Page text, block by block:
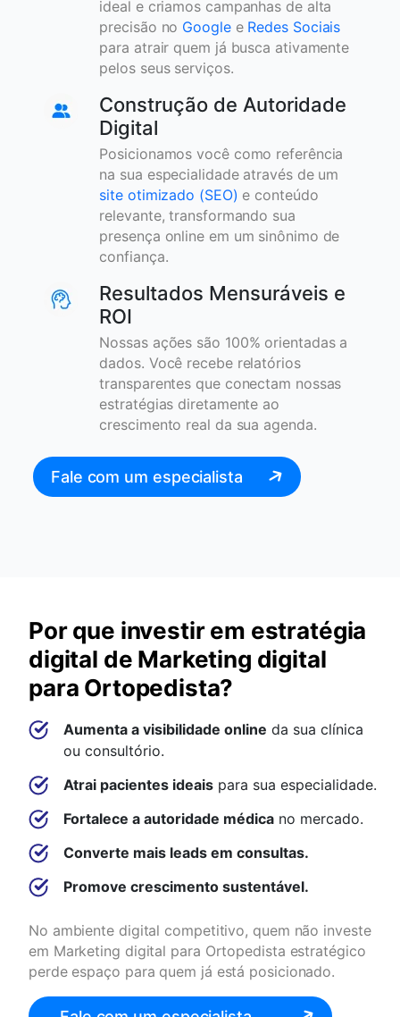
ideal e criamos campanhas de alta
precisão no Googlee Redes Sociais
para atrair quem já busca ativamente
pelos seus serviços.
Construção de Autoridade
Digital
Posicionamos você como referência
na sua especialidade através de um
site otimizado (SEO) e conteúdo
relevante, transformando sua
presença online em um sinônimo de
confiança.
Resultados Mensuráveis e
ROI
Nossas ações são 100% orientadas a
dados. Você recebe relatórios
transparentes que conectam nossas
estratégias diretamente ao
crescimento real da sua agenda.
Fale com um especialista
Por que investir em estratégia
digital de Marketing digital
para Ortopedista?
Aumenta a visibilidade online da sua clínica
ou consultório.
Atrai pacientes ideais para sua especialidade.
Fortalece a autoridade médica no mercado.
Converte mais leads em consultas.
Promove crescimento sustentável.
No ambiente digital competitivo, quem não investe
em Marketing digital para Ortopedista estratégico
perde espaço para quem já está posicionado.